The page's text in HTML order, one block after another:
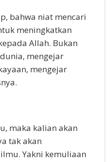
bahwa niat mencari
meningkatkan
Allah. Bukan
mengejar
mengejar
maka kalian akan
tak akan
Yakni kemuliaan